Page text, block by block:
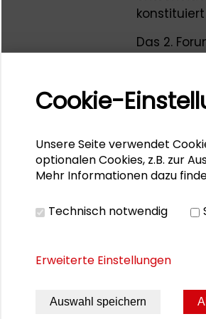
Das 2.
Planern.
Seite
Cookie-
Unsere Seite verwendet
optionalen Cookies, z.B. zur
Mehr Informationen dazu
Technisch notwendig
Erweiterte Einstellungen
Auswahl speichern